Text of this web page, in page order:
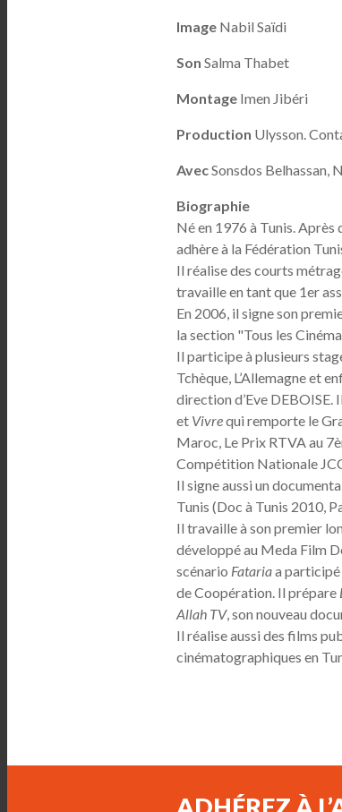
Image Nabil Saïdi
Son Salma Thabet
Montage Imen Jibéri
Production Ulysson.
AvecSonsdos Belhassan,
Biographie
Né en 1976 à Tunis. Après
adhère à la Fédération
Il réalise des courts
travaille en tant que 1er
En 2006, il signe son
la section "Tous les
Il participe à plusieurs
Tchèque, L’Allemagne et
direction d’Eve DEBOISE.
et Vivrequi remporte le
Maroc, Le Prix RTVA au
Compétition Nationale
Il signe aussi un
Tunis (Doc à Tunis 2010,
Il travaille à son premier
développé au Meda Film
scénario Fatariaa participé
de Coopération. Il prépare
Allah TV, son nouveau
Il réalise aussi des films
cinématographiques en